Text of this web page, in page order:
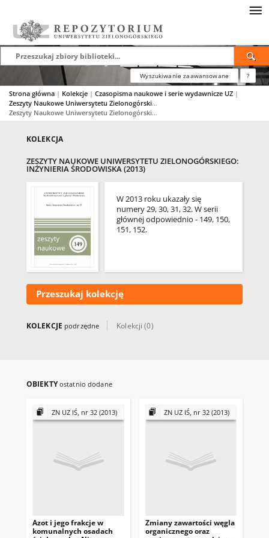
Wyszukiwanie zaawansowane ?
Strona główna | Kolekcje | Czasopisma naukowe i serie wydawnicze UZ |
Zeszyty Naukowe Uniwersytetu Zielonogórskiego: Inżynieria Środowiska
Zeszyty Naukowe Uniwersytetu Zielonogórskiego: Inżynieria Środowiska (2013)
KOLEKCJA
ZESZYTY NAUKOWE UNIWERSYTETU ZIELONOGÓRSKIEGO:
INŻYNIERIA ŚRODOWISKA (2013)
W 2013 roku ukazały się
numery 29, 30, 31, 32. W serii
głównej odpowiednio - 149, 150,
151, 152.
Przeszukaj kolekcję
KOLEKCJE podrzędne Kolekcji (0)
OBIEKTYostatnio dodane
ZN UZ IŚ, nr 32 (2013)
Azot i jego frakcje w
komunalnych osadach
ZN UZ IŚ, nr 32 (2013)
Zmiany zawartości węgla
organicznego oraz